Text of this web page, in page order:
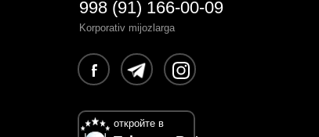
998 (91) 166-00-09
Korporativ mijozlarga
откройте в